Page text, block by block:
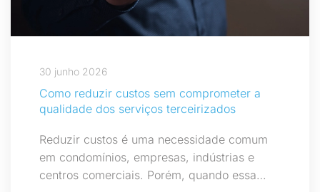
30 junho 2026
Como reduzir custos sem comprometer a
qualidade dos serviços terceirizados
Reduzir custos é uma necessidade comum
em condomínios, empresas, indústrias e
centros comerciais. Porém, quando essa…